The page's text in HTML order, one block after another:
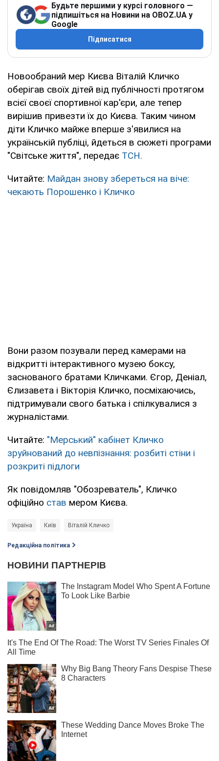
Будьте першими у курсі головного —
підпишіться на Новини на OBOZ.UA у
Google
Підписатися
Новообраний мер Києва Віталій Кличко
оберігав своїх дітей від публічності протягом
всієї своєї спортивної кар'єри, але тепер
вирішив привезти їх до Києва. Таким чином
діти Кличко майже вперше з'явилися на
українській публіці, йдеться в сюжеті програми
"Світське життя", передає ТСН.
Читайте: Майдан знову збереться на віче:
чекають Порошенко і Кличко
Вони разом позували перед камерами на
відкритті інтерактивного музею боксу,
заснованого братами Кличками. Єгор, Деніал,
Єлизавета і Вікторія Кличко, посміхаючись,
підтримували свого батька і спілкувалися з
журналістами.
Читайте: "Мерський" кабінет Кличко
зруйнований до невпізнання: розбиті стіни і
розкриті підлоги
Як повідомляв "Обозреватель", Кличко
офіційно став мером Києва.
Україна Київ Віталій Кличко
Редакційна політика